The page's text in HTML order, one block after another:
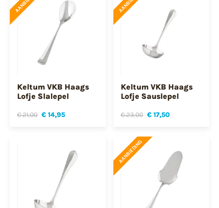
Keltum VKB Haags
Lofje Slalepel
€ 21,00 € 14,95
Keltum VKB Haags
Lofje Sauslepel
€ 23,00 € 17,50
AANBIEDING